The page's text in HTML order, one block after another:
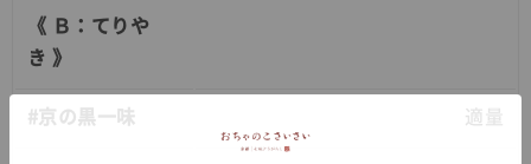
《 Ｂ：てりや
き 》
#京の黒一味 適量